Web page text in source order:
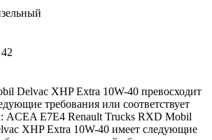
Delvac XHP Extra 10W-40 превосходит
требования или соответствует
ACEA E7E4 Renault Trucks RXD Mobil
XHP Extra 10W-40 имеет следующие